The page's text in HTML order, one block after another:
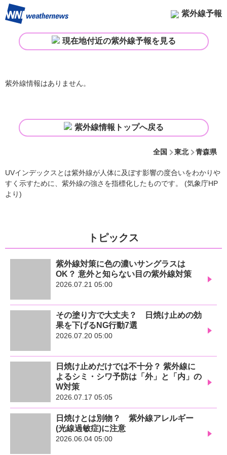
紫外線予報
現在地付近の紫外線予報を見る
紫外線情報はありません。
紫外線情報トップへ戻る
全国 東北 青森県
UVインデックスとは紫外線が人体に及ぼす影響の度合いをわかりや
すく示すために、紫外線の強さを指標化したものです。 (気象庁HP
より)
トピックス
紫外線対策に色の濃いサングラスは
OK？ 意外と知らない目の紫外線対策
2026.07.21 05:00
その塗り方で大丈夫？ 日焼け止めの効
果を下げるNG行動7選
2026.07.20 05:00
日焼け止めだけでは不十分？ 紫外線に
よるシミ・シワ予防は「外」と「内」の
W対策
2026.07.17 05:05
日焼けとは別物？ 紫外線アレルギー
(光線過敏症)に注意
2026.06.04 05:00